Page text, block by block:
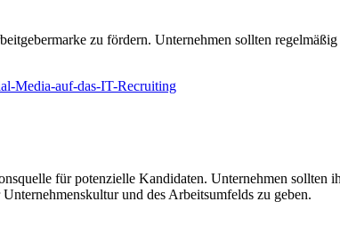
zu fördern. Unternehmen sollten
Media-auf-das-IT-Recruiting
für potenzielle Kandidaten. Unternehmen
und des Arbeitsumfelds zu geben.